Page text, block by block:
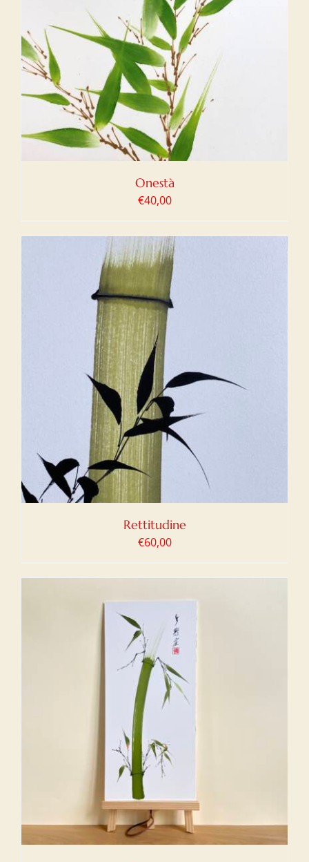
Onestà
€40,00
Rettitudine
€60,00